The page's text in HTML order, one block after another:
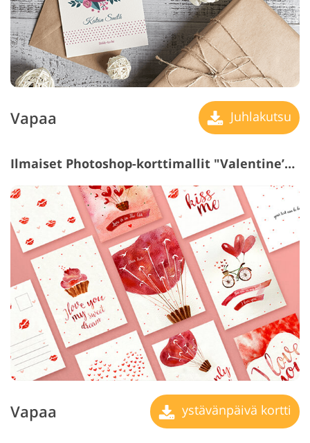
Vapaa Juhlakutsu
Ilmaiset Photoshop-korttimallit "Valentine’s Day"
Vapaa ystävänpäivä kortti